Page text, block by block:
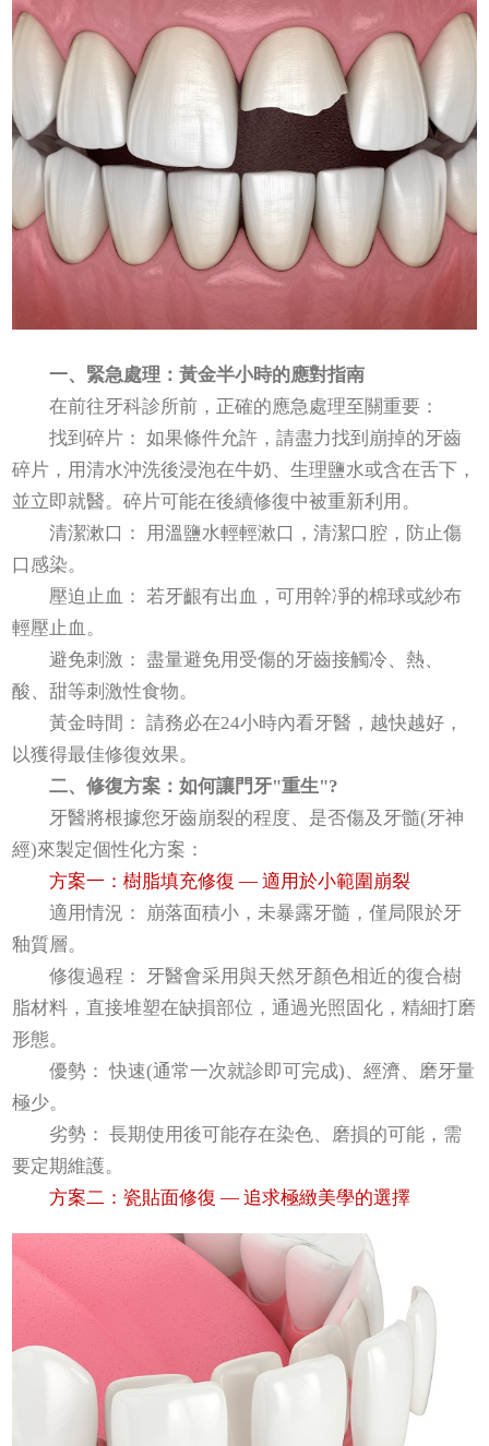
一、緊急處理：黃金半小時的應對指南
在前往牙科診所前，正確的應急處理至關重要：
找到碎片： 如果條件允許，請盡力找到崩掉的牙齒
碎片，用清水沖洗後浸泡在牛奶、生理鹽水或含在舌下，
並立即就醫。碎片可能在後續修復中被重新利用。
清潔漱口： 用溫鹽水輕輕漱口，清潔口腔，防止傷
口感染。
壓迫止血： 若牙齦有出血，可用幹凈的棉球或紗布
輕壓止血。
避免刺激： 盡量避免用受傷的牙齒接觸冷、熱、
酸、甜等刺激性食物。
黃金時間： 請務必在24小時內看牙醫，越快越好，
以獲得最佳修復效果。
二、修復方案：如何讓門牙"重生"?
牙醫將根據您牙齒崩裂的程度、是否傷及牙髓(牙神
經)來製定個性化方案：
方案一：樹脂填充修復 — 適用於小範圍崩裂
適用情況： 崩落面積小，未暴露牙髓，僅局限於牙
釉質層。
修復過程： 牙醫會采用與天然牙顏色相近的復合樹
脂材料，直接堆塑在缺損部位，通過光照固化，精細打磨
形態。
優勢： 快速(通常一次就診即可完成)、經濟、磨牙量
極少。
劣勢： 長期使用後可能存在染色、磨損的可能，需
要定期維護。
方案二：瓷貼面修復 — 追求極緻美學的選擇